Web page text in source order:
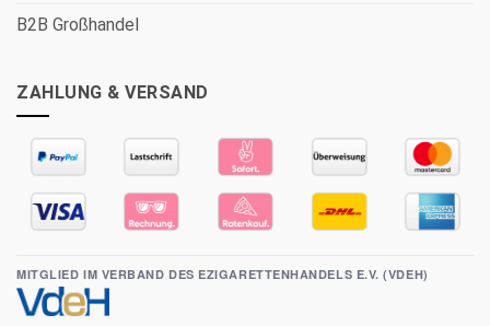
B2B Großhandel
ZAHLUNG & VERSAND
MITGLIED IM VERBAND DES EZIGARETTENHANDELS E.V. (VDEH)